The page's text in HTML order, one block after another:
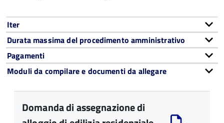
Iter
Durata massima del procedimento amministrativo
Pagamenti
Moduli da compilare e documenti da allegare
Domanda di assegnazione di